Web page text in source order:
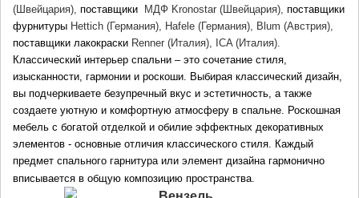
(Швейцария), поставщики МДФ Kronostar (Швейцария), поставщики
фурнитуры
поставщики лакокраски Renner (Италия), ICA (Италия).
Классический интерьер спальни – это сочетание стиля,
изысканности, гармонии и роскоши. Выбирая классический дизайн,
вы подчеркиваете безупречный вкус и эстетичность, а также
создаете уютную и комфортную атмосферу в спальне. Роскошная
мебель с богатой отделкой и обилие эффектных декоративных
элементов - основные отличия классического стиля. Каждый
предмет спального гарнитура или элемент дизайна гармонично
вписывается в общую композицию пространства.